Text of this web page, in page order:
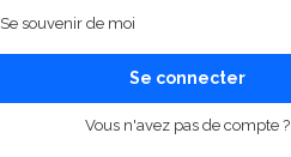
Se souvenir de moi
Se connecter
Vous n'avez pas de compte ?